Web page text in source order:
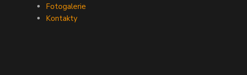
Fotogalerie
Kontakty